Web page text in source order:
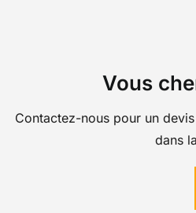
Vous
Contactez-nous pour un
dans